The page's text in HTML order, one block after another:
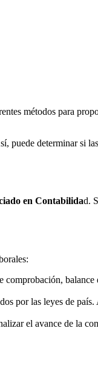
métodos para
puede determinar si
en Contabilidad.
por las leyes de
el avance de la